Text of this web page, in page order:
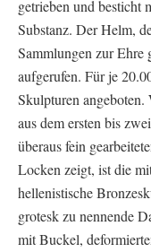
getrieben und besticht
Substanz. Der Helm,
Sammlungen zur
aufgerufen. Für je
Skulpturen
aus dem ersten bis
überaus fein
Locken zeigt, ist die
hellenistische
grotesk zu nennende
mit Buckel,